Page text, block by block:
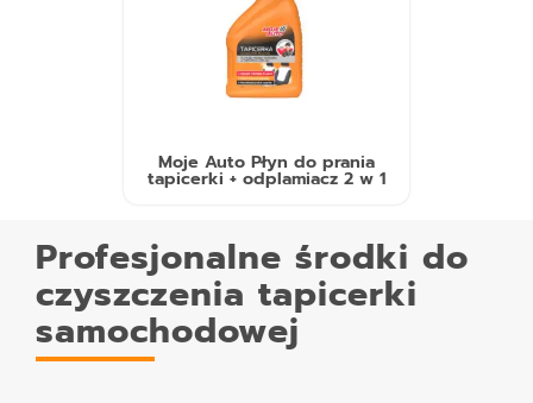
Moje Auto Płyn do prania
tapicerki + odplamiacz 2 w 1
Profesjonalne środki do
czyszczenia tapicerki
samochodowej